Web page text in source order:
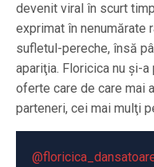
devenit viral în scurt
exprimat în nenumărate
sufletul-pereche, însă
apariţia. Floricica nu şi-
oferte care de care mai
parteneri, cei mai mulţi